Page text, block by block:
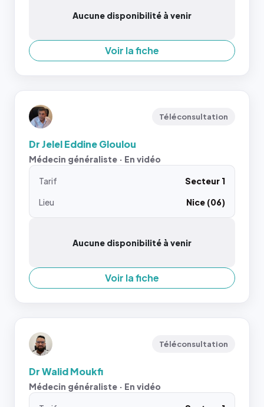
Aucune disponibilité à venir
Voir la fiche
Téléconsultation
Dr Jelel Eddine Gloulou
Médecin généraliste · En vidéo
Tarif
Secteur 1
Lieu
Nice (06)
Aucune disponibilité à venir
Voir la fiche
Téléconsultation
Dr Walid Moukfi
Médecin généraliste · En vidéo